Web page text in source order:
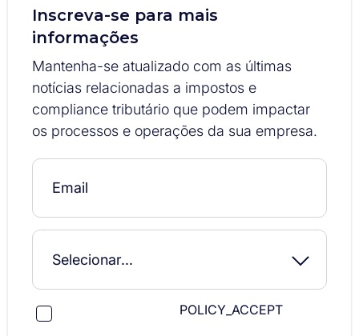
Inscreva-se para mais
informações
Mantenha-se atualizado com as últimas
notícias relacionadas a impostos e
compliance tributário que podem impactar
os processos e operações da sua empresa.
POLICY_ACCEPT